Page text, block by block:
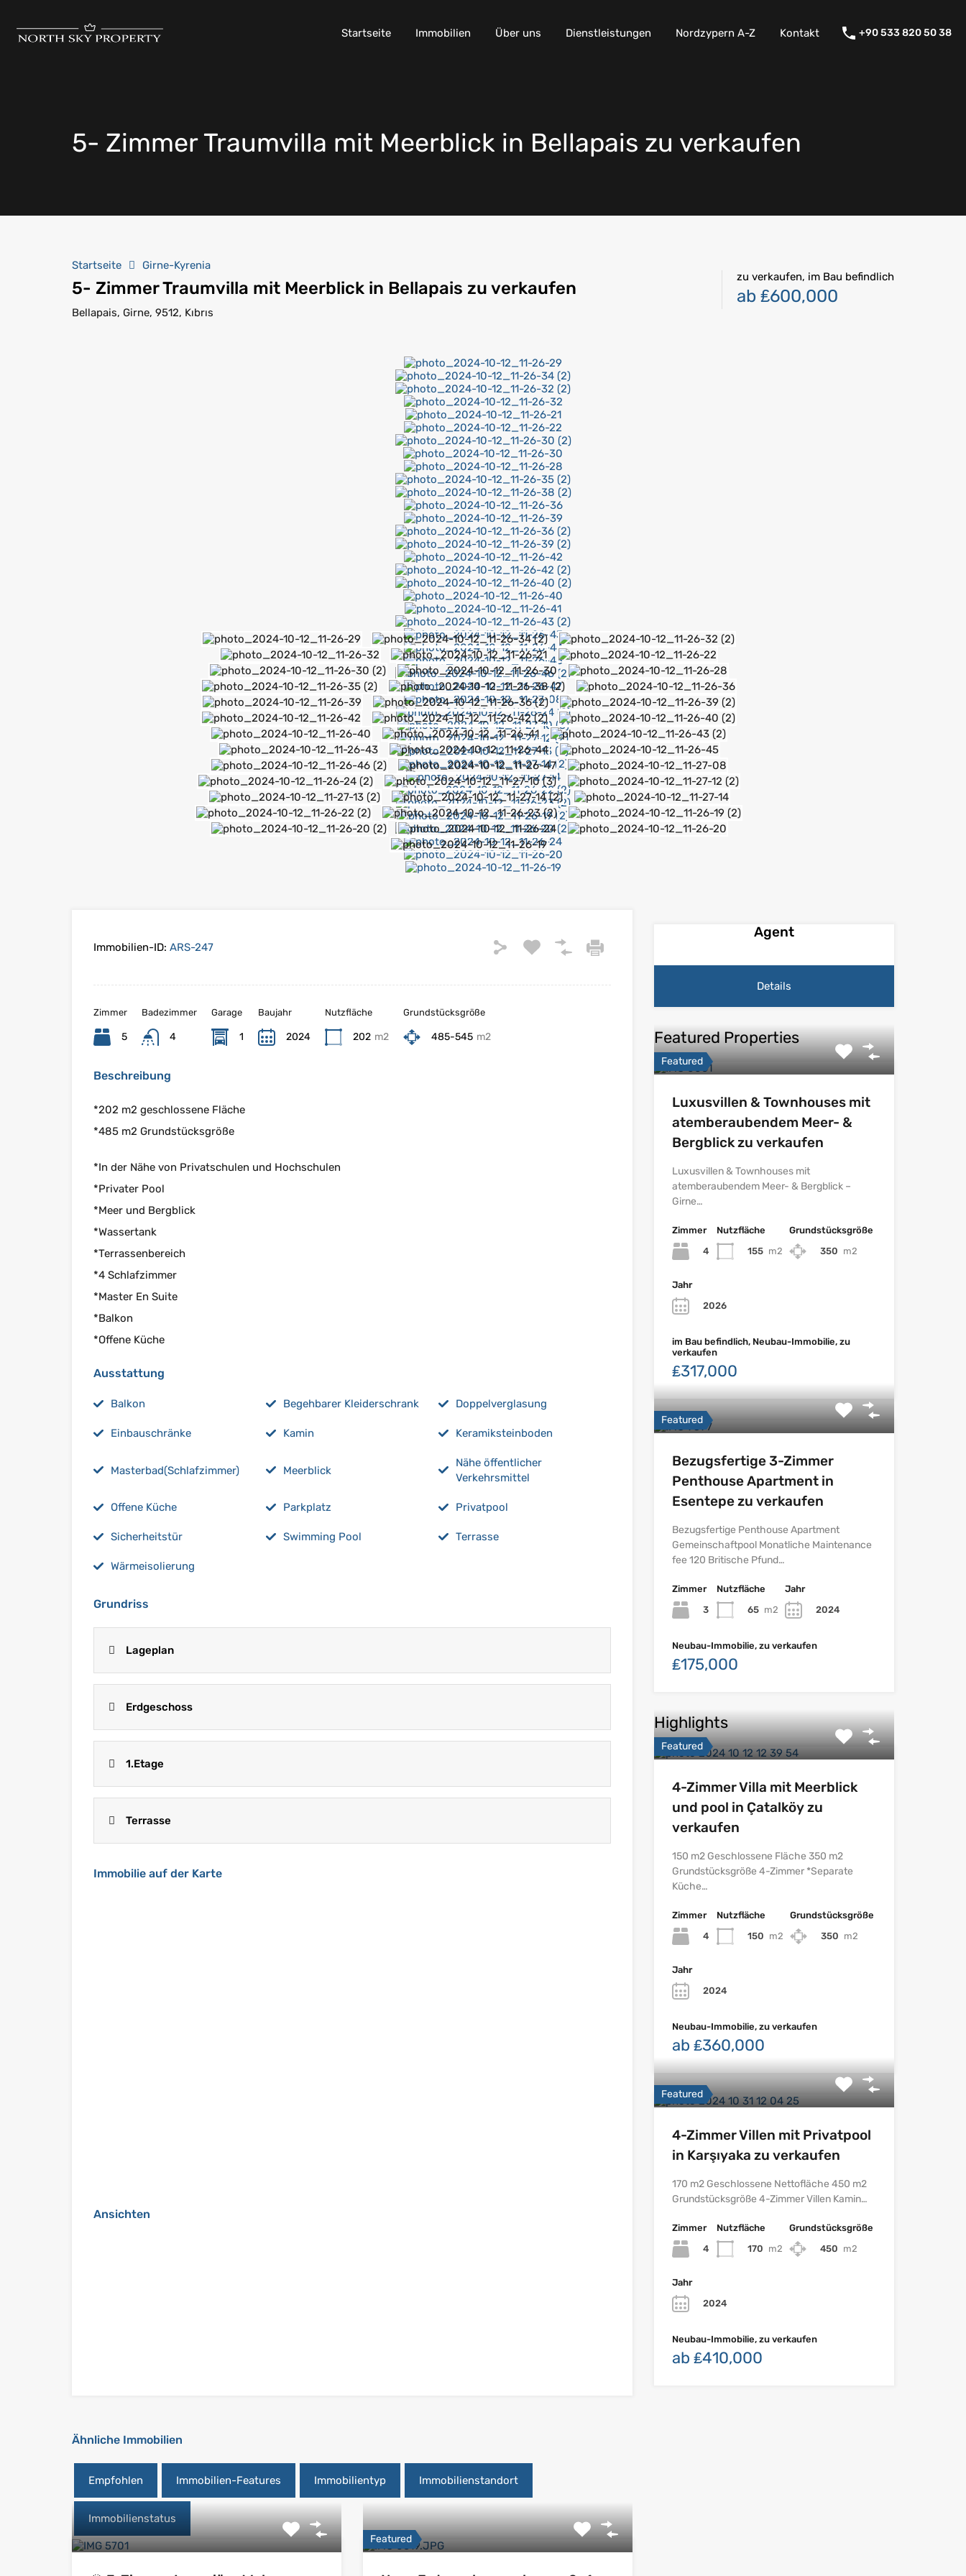
Startseite Immobilien Über uns Dienstleistungen Nordzypern A-Z Kontakt +90 533 820 50 38
5- Zimmer Traumvilla mit Meerblick in Bellapais zu verkaufen
Startseite Girne-Kyrenia
5- Zimmer Traumvilla mit Meerblick in Bellapais zu verkaufen
Bellapais, Girne, 9512, Kıbrıs
zu verkaufen, im Bau befindlich
ab ₤600,000
Immobilien-ID: ARS-247
Zimmer
5
Badezimmer
4
Garage
1
Baujahr
2024
Nutzfläche
202 m2
Grundstücksgröße
485-545 m2
Beschreibung
*202 m2 geschlossene Fläche
*485 m2 Grundstücksgröße
*In der Nähe von Privatschulen und Hochschulen
*Privater Pool
*Meer und Bergblick
*Wassertank
*Terrassenbereich
*4 Schlafzimmer
*Master En Suite
*Balkon
*Offene Küche
Ausstattung
Balkon Begehbarer Kleiderschrank Doppelverglasung
Einbauschränke Kamin Keramiksteinboden
Masterbad(Schlafzimmer) Meerblick
Nähe öffentlicher
Verkehrsmittel
Offene Küche Parkplatz Privatpool
Sicherheitstür Swimming Pool Terrasse
Wärmeisolierung
Grundriss
Lageplan
Erdgeschoss
1.Etage
Terrasse
Immobilie auf der Karte
Ansichten
Ähnliche Immobilien
Empfohlen Immobilien-Features Immobilientyp Immobilienstandort
Immobilienstatus
Featured
Agent
Details
Featured Properties
Featured
Luxusvillen & Townhouses mit
atemberaubendem Meer- &
Bergblick zu verkaufen
Luxusvillen & Townhouses mit
atemberaubendem Meer- & Bergblick –
Girne…
Zimmer
4
Nutzfläche
155 m2
Grundstücksgröße
350 m2
Jahr
2026
im Bau befindlich, Neubau-Immobilie, zu
verkaufen
₤317,000
Featured
Bezugsfertige 3-Zimmer
Penthouse Apartment in
Esentepe zu verkaufen
Bezugsfertige Penthouse Apartment
Gemeinschaftpool Monatliche Maintenance
fee 120 Britische Pfund…
Zimmer
3
Nutzfläche
65 m2
Jahr
2024
Neubau-Immobilie, zu verkaufen
₤175,000
Highlights
Featured
4-Zimmer Villa mit Meerblick
und pool in Çatalköy zu
verkaufen
150 m2 Geschlossene Fläche 350 m2
Grundstücksgröße 4-Zimmer *Separate
Küche…
Zimmer
4
Nutzfläche
150 m2
Grundstücksgröße
350 m2
Jahr
2024
Neubau-Immobilie, zu verkaufen
ab ₤360,000
Featured
4-Zimmer Villen mit Privatpool
in Karşıyaka zu verkaufen
170 m2 Geschlossene Nettofläche 450 m2
Grundstücksgröße 4-Zimmer Villen Kamin…
Zimmer
4
Nutzfläche
170 m2
Grundstücksgröße
450 m2
Jahr
2024
Neubau-Immobilie, zu verkaufen
ab ₤410,000